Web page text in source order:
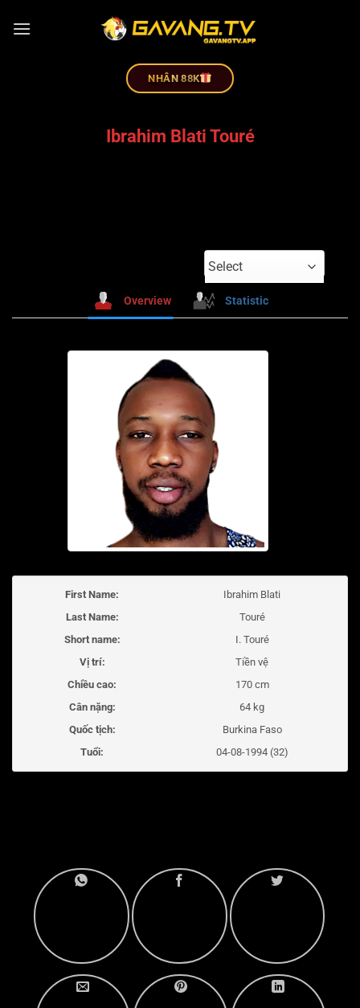
NHÂN 88K
Ibrahim Blati Touré
Select
Overview Statistic
First Name:
Ibrahim Blati
Last Name:
Touré
Short name:
I. Touré
Vị trí:
Tiền vệ
Chiều cao:
170 cm
Cân nặng:
64 kg
Quốc tịch:
Burkina Faso
Tuổi:
04-08-1994 (32)